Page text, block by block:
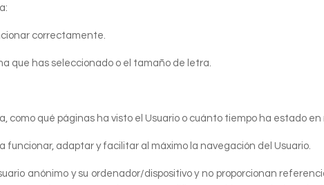
correctamente.
que has seleccionado o el tamaño de letra.
como qué páginas ha visto el Usuario o cuánto tiempo ha estado en
funcionar, adaptar y facilitar al máximo la navegación del Usuario.
anónimo y su ordenador/dispositivo y no proporcionan